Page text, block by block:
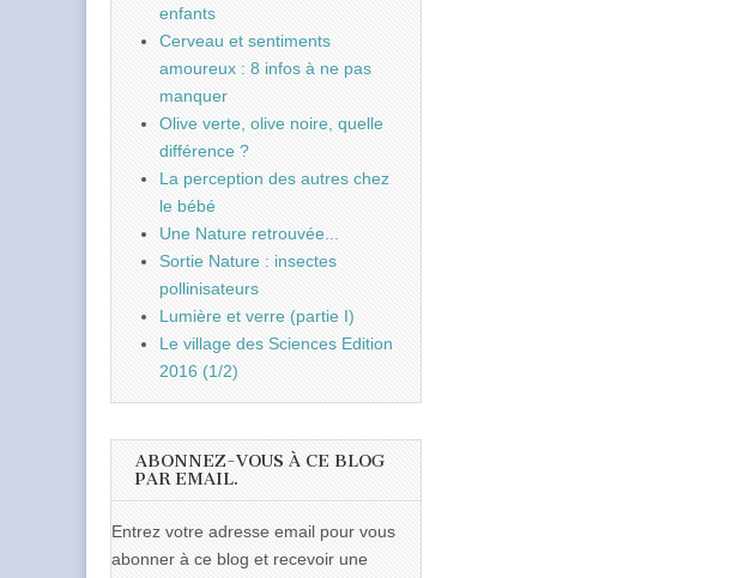
enfants
Cerveau et sentiments
amoureux : 8 infos à ne pas
manquer
Olive verte, olive noire, quelle
différence ?
La perception des autres chez
le bébé
Une Nature retrouvée...
Sortie Nature : insectes
pollinisateurs
Lumière et verre (partie I)
Le village des Sciences Edition
2016 (1/2)
ABONNEZ-VOUS À CE BLOG
PAR EMAIL.
Entrez votre adresse email pour vous
abonner à ce blog et recevoir une